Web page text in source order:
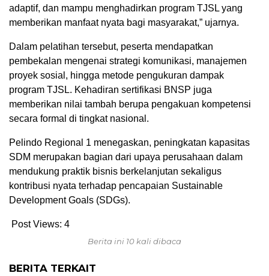
adaptif, dan mampu menghadirkan program TJSL yang
memberikan manfaat nyata bagi masyarakat,” ujarnya.
Dalam pelatihan tersebut, peserta mendapatkan
pembekalan mengenai strategi komunikasi, manajemen
proyek sosial, hingga metode pengukuran dampak
program TJSL. Kehadiran sertifikasi BNSP juga
memberikan nilai tambah berupa pengakuan kompetensi
secara formal di tingkat nasional.
Pelindo Regional 1 menegaskan, peningkatan kapasitas
SDM merupakan bagian dari upaya perusahaan dalam
mendukung praktik bisnis berkelanjutan sekaligus
kontribusi nyata terhadap pencapaian Sustainable
Development Goals (SDGs).
Post Views: 4
Berita ini 10 kali dibaca
BERITA TERKAIT